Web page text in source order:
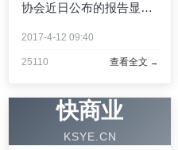
协会近日公布的报告显
市，并且中国继续主导着
金踪迹的转变清晰可见，
而为资本市场背书的，是
中国经 ...
2017-4-12 09:40
25110 查看全文
快商业
KSYE.CN